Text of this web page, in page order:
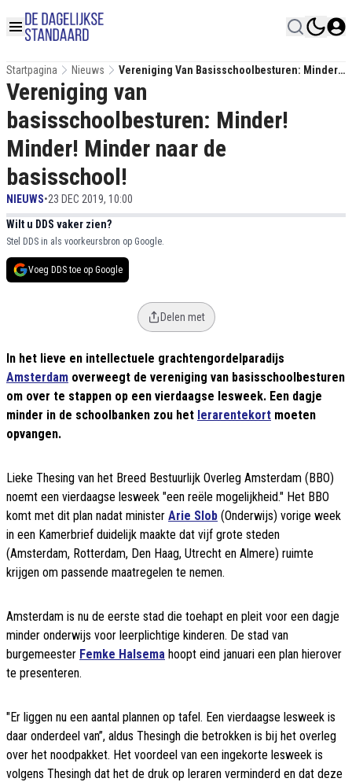
Startpagina Nieuws
Vereniging Van Basisschoolbesturen: Minder!
Minder! Minder Naar De Basisschool!
Vereniging van
basisschoolbesturen: Minder!
Minder! Minder naar de
basisschool!
NIEUWS•23 DEC 2019, 10:00
Wilt u DDS vaker zien?
Stel DDS in als voorkeursbron op Google.
Voeg DDS toe op Google
Delen met
In het lieve en intellectuele grachtengordelparadijs
Amsterdam overweegt de vereniging van basisschoolbesturen
om over te stappen op een vierdaagse lesweek. Een dagje
minder in de schoolbanken zou het lerarentekort moeten
opvangen.
Lieke Thesing van het Breed Bestuurlijk Overleg Amsterdam (BBO)
noemt een vierdaagse lesweek "een reële mogelijkheid." Het BBO
komt met dit plan nadat minister Arie Slob (Onderwijs) vorige week
in een Kamerbrief duidelijk maakte dat vijf grote steden
(Amsterdam, Rotterdam, Den Haag, Utrecht en Almere) ruimte
krijgen om passende maatregelen te nemen.
Amsterdam is nu de eerste stad die toehapt en pleit voor een dagje
minder onderwijs voor leerplichtige kinderen. De stad van
burgemeester Femke Halsema hoopt eind januari een plan hierover
te presenteren.
"Er liggen nu een aantal plannen op tafel. Een vierdaagse lesweek is
daar onderdeel van”, aldus Thesingh die betrokken is bij het overleg
over het noodpakket. Het voordeel van een ingekorte lesweek is
volgens Thesingh dat het de druk op leraren verminderd en dat deze